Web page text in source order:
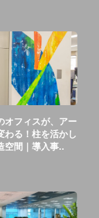
オフィスが、アー
わる！柱を活かし
空間｜導入事..